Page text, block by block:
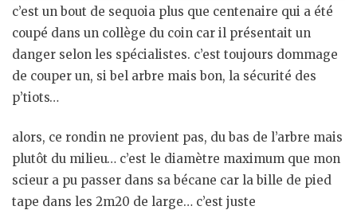
c’est un bout de sequoia plus que centenaire qui a été
coupé dans un collège du coin car il présentait un
danger selon les spécialistes. c’est toujours dommage
de couper un, si bel arbre mais bon, la sécurité des
p’tiots…
alors, ce rondin ne provient pas, du bas de l’arbre mais
plutôt du milieu… c’est le diamètre maximum que mon
scieur a pu passer dans sa bécane car la bille de pied
tape dans les 2m20 de large… c’est juste